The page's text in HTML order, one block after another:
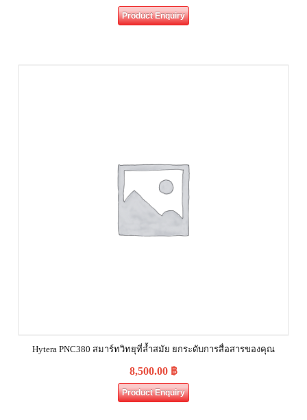
Product Enquiry
Hytera PNC380 สมาร์ทวิทยุที่ล้ำสมัย ยกระดับการสื่อสารของคุณ
8,500.00 ฿
Product Enquiry